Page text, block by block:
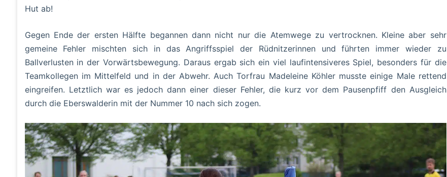
Hut ab!
Gegen Ende der ersten Hälfte begannen dann nicht nur die Atemwege zu vertrocknen. Kleine aber sehr
gemeine Fehler mischten sich in das Angriffsspiel der Rüdnitzerinnen und führten immer wieder zu
Ballverlusten in der Vorwärtsbewegung. Daraus ergab sich ein viel laufintensiveres Spiel, besonders für die
Teamkollegen im Mittelfeld und in der Abwehr. Auch Torfrau Madeleine Köhler musste einige Male rettend
eingreifen. Letztlich war es jedoch dann einer dieser Fehler, die kurz vor dem Pausenpfiff den Ausgleich
durch die Eberswalderin mit der Nummer 10 nach sich zogen.